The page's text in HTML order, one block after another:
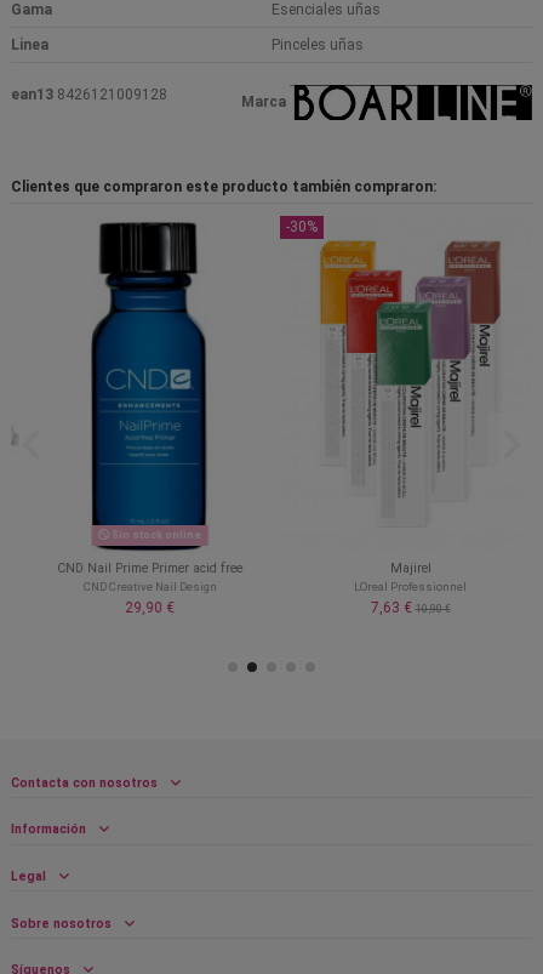
Gama Esenciales uñas
Linea Pinceles uñas
Marca
ean13 8426121009128
Clientes que compraron este producto también compraron:
Sin stock online
CND Nail Prime Primer acid free
CND Creative Nail Design
29,90 €
-30%
Majirel
LOreal Professionnel
7,63 €10,90 €
Contacta con nosotros
Información
Legal
Sobre nosotros
Síguenos